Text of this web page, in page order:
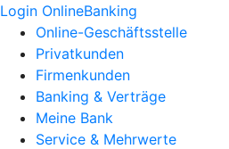
Login OnlineBanking
Online-Geschäftsstelle
Privatkunden
Firmenkunden
Banking & Verträge
Meine Bank
Service & Mehrwerte